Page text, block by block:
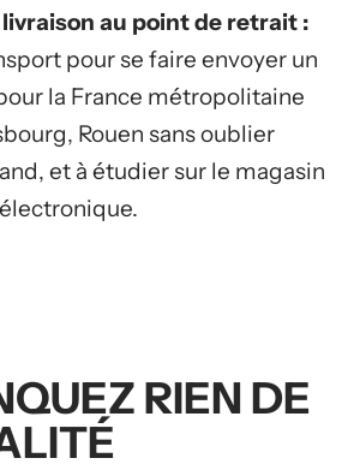
au point de retrait :
pour se faire envoyer un
la France métropolitaine
Rouen sans oublier
et à étudier sur le magasin
RIEN DE